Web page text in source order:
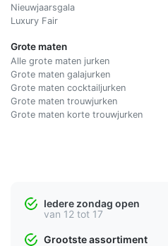
Nieuwjaarsgala
Luxury Fair
Grote maten
Alle grote maten jurken
Grote maten galajurken
Grote maten cocktailjurken
Grote maten trouwjurken
Grote maten korte trouwjurken
Iedere zondag open
van 12 tot 17
Grootste assortiment